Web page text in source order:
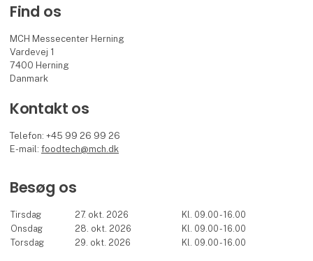
Find os
MCH Messecenter Herning
Vardevej 1
7400 Herning
Danmark
Kontakt os
Telefon: +45 99 26 99 26
E-mail:foodtech@mch.dk
Besøg os
Tirsdag 27. okt. 2026
Kl. 09.00 - 16.00
Onsdag
28. okt. 2026
Kl. 09.00 - 16.00
Torsdag
29. okt. 2026 Kl. 09.00 - 16.00